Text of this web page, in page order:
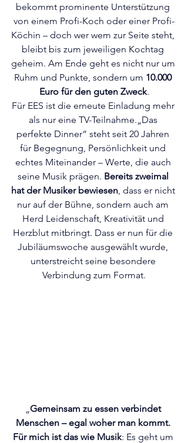
bekommt prominente Unterstützung
von einem Profi-Koch oder einer Profi-
Köchin – doch wer wem zur Seite steht,
bleibt bis zum jeweiligen Kochtag
geheim. Am Ende geht es nicht nur um
Ruhm und Punkte, sondern um 10.000
Euro für den guten Zweck.
Für EES ist die erneute Einladung mehr
als nur eine TV-Teilnahme.„Das
perfekte Dinner“ steht seit 20 Jahren
für Begegnung, Persönlichkeit und
echtes Miteinander – Werte, die auch
seine Musik prägen. Bereits zweimal
hat der Musiker bewiesen, dass er nicht
nur auf der Bühne, sondern auch am
Herd Leidenschaft, Kreativität und
Herzblut mitbringt. Dass er nun für die
Jubiläumswoche ausgewählt wurde,
unterstreicht seine besondere
Verbindung zum Format.
Gemeinsam zu essen verbindet
Menschen – egal woher man kommt.
Für mich ist das wie Musik: Es geht um